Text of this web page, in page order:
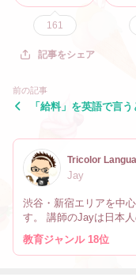
161
記事をシェア
前の記事
「給料」を英語で言う
Tricolor
Jay
渋谷・新宿エリアを中
す。 講師のJayは日本
す。 なので英会話だけ
違い、海外生活の事も教
教育ジャンル 18位